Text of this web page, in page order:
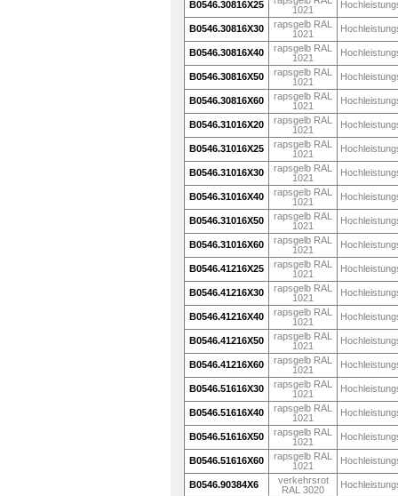
B0546.30816X25
1021
B0546.30816X30
rapsgelb RAL
1021
B0546.30816X40
rapsgelb RAL
1021
B0546.30816X50
rapsgelb RAL
1021
B0546.30816X60
rapsgelb RAL
1021
B0546.31016X20
rapsgelb RAL
1021
B0546.31016X25
rapsgelb RAL
1021
B0546.31016X30
rapsgelb RAL
1021
B0546.31016X40
rapsgelb RAL
1021
B0546.31016X50
rapsgelb RAL
1021
B0546.31016X60
rapsgelb RAL
1021
B0546.41216X25
rapsgelb RAL
1021
B0546.41216X30
rapsgelb RAL
1021
B0546.41216X40
rapsgelb RAL
1021
B0546.41216X50
rapsgelb RAL
1021
B0546.41216X60
rapsgelb RAL
1021
B0546.51616X30
rapsgelb RAL
1021
B0546.51616X40
rapsgelb RAL
1021
B0546.51616X50
rapsgelb RAL
1021
B0546.51616X60
rapsgelb RAL
1021
B0546.90384X6
verkehrsrot
RAL 3020